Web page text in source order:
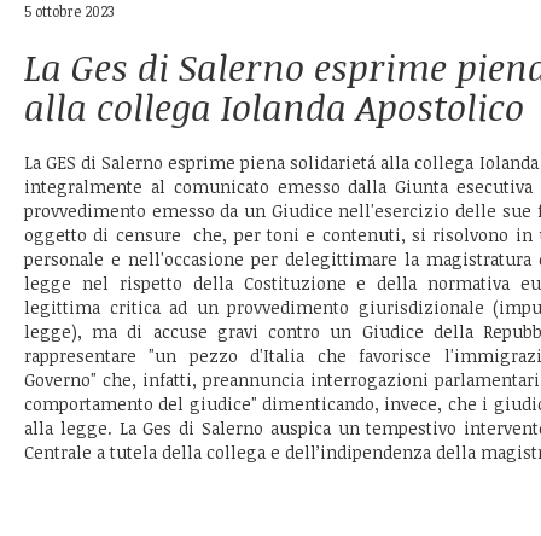
5 ottobre 2023
La Ges di Salerno esprime
alla collega Iolanda Apostolico
La GES di Salerno esprime piena solidarietá alla collega
integralmente al comunicato emesso dalla Giunta esecutiva
provvedimento emesso da un Giudice nell'esercizio delle
oggetto di censure che, per toni e contenuti, si risolvono in
personale e nell'occasione per delegittimare la magistratura
legge nel rispetto della Costituzione e della normativa
legittima critica ad un provvedimento giurisdizionale
legge), ma di accuse gravi contro un Giudice della
rappresentare "un pezzo d'Italia che favorisce
Governo" che, infatti, preannuncia interrogazioni
comportamento del giudice" dimenticando, invece, che i
alla legge. La Ges di Salerno auspica un tempestivo
Centrale a tutela della collega e dell’indipendenza della